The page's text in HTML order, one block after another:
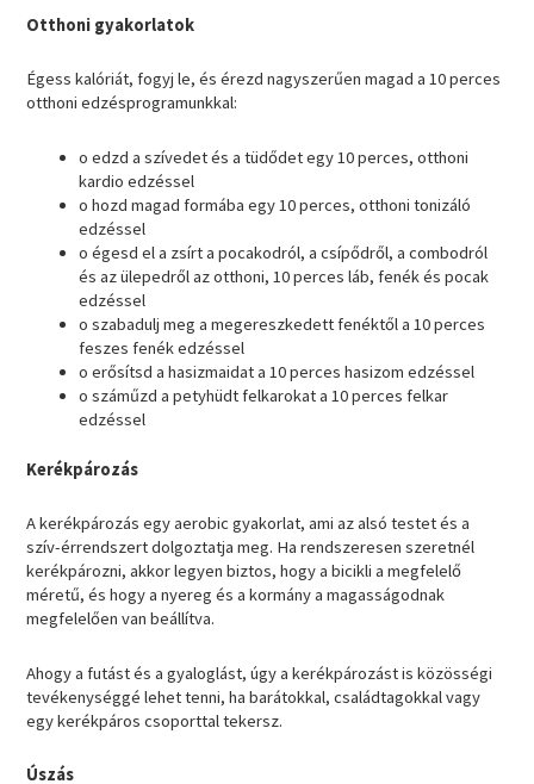
Otthoni gyakorlatok
Égess kalóriát, fogyj le, és érezd nagyszerűen magad a 10 perces
otthoni edzésprogramunkkal:
o edzd a szívedet és a tüdődet egy 10 perces, otthoni
kardio edzéssel
o hozd magad formába egy 10 perces, otthoni tonizáló
edzéssel
o égesd el a zsírt a pocakodról, a csípődről, a combodról
és az ülepedről az otthoni, 10 perces láb, fenék és pocak
edzéssel
o szabadulj meg a megereszkedett fenéktől a 10 perces
feszes fenék edzéssel
o erősítsd a hasizmaidat a 10 perces hasizom edzéssel
o száműzd a petyhüdt felkarokat a 10 perces felkar
edzéssel
Kerékpározás
A kerékpározás egy aerobic gyakorlat, ami az alsó testet és a
szív-érrendszert dolgoztatja meg. Ha rendszeresen szeretnél
kerékpározni, akkor legyen biztos, hogy a bicikli a megfelelő
méretű, és hogy a nyereg és a kormány a magasságodnak
megfelelően van beállítva.
Ahogy a futást és a gyaloglást, úgy a kerékpározást is közösségi
tevékenységgé lehet tenni, ha barátokkal, családtagokkal vagy
egy kerékpáros csoporttal tekersz.
Úszás